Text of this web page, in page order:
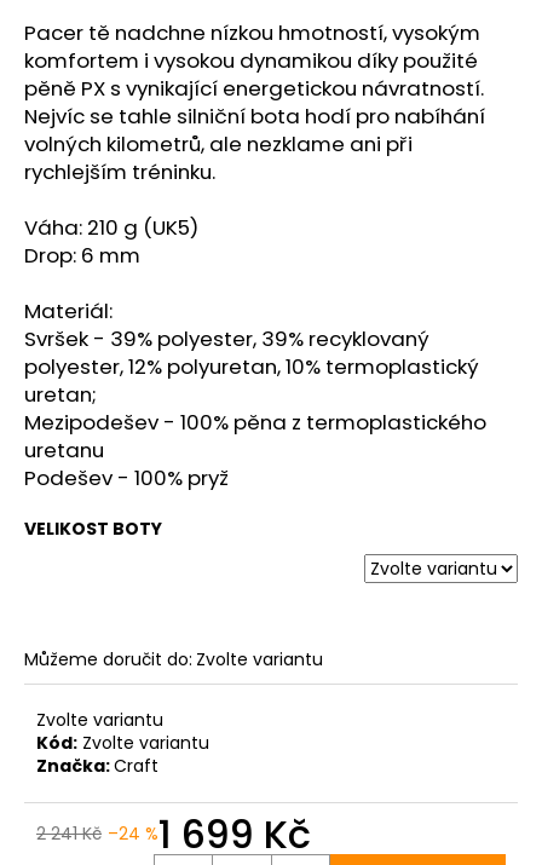
Pacer tě nadchne nízkou hmotností, vysokým
komfortem i vysokou dynamikou díky použité
pěně PX s vynikající energetickou návratností.
Nejvíc se tahle silniční bota hodí pro nabíhání
volných kilometrů, ale nezklame ani při
rychlejším tréninku.
Váha: 210 g (UK5)
Drop: 6 mm
Materiál:
Svršek - 39% polyester, 39% recyklovaný
polyester, 12% polyuretan, 10% termoplastický
uretan;
Mezipodešev - 100% pěna z termoplastického
uretanu
Podešev - 100% pryž
VELIKOST BOTY
Můžeme doručit do: Zvolte variantu
Zvolte variantu
Kód: Zvolte variantu
Značka:Craft
2 241 Kč –24 %1 699 Kč
č
u
j
e
m
e
PILLAR
PERFORMANCE
REPAIR
TENDON
&
LIGAMENT
1
268
Kč